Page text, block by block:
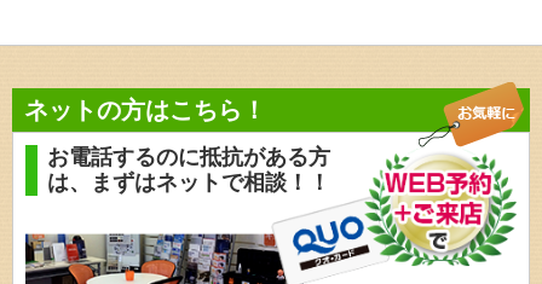
ネットの方はこちら！
お電話するのに抵抗がある方
は、
まずはネットで相談！！